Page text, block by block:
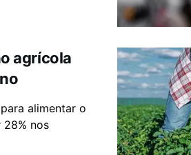
agrícola
alimentar o
nos